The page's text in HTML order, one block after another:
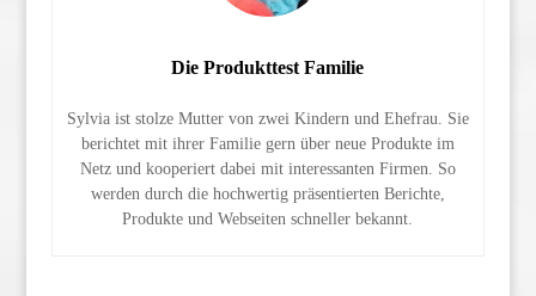
Die Produkttest Familie
Sylvia ist stolze Mutter von zwei Kindern und Ehefrau. Sie
berichtet mit ihrer Familie gern über neue Produkte im
Netz und kooperiert dabei mit interessanten Firmen. So
werden durch die hochwertig präsentierten Berichte,
Produkte und Webseiten schneller bekannt.